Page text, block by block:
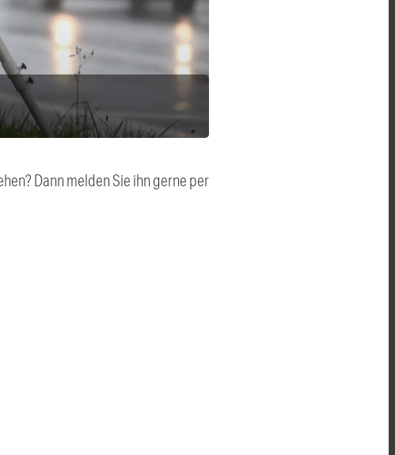
Dann melden Sie ihn gerne per